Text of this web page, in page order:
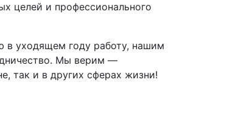
целей и профессионального
в уходящем году работу, нашим
Мы верим —
так и в других сферах жизни!